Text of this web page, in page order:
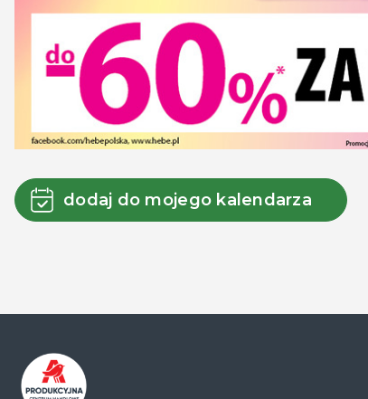
dodaj do mojego kalendarza